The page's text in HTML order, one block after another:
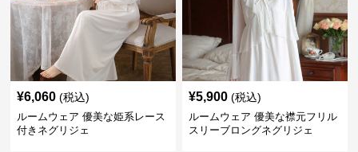
¥6,060 (税込)
ルームウェア 優美な姫系レース
付きネグリジェ
¥5,900 (税込)
ルームウェア 優美な襟元フリル
スリーブロングネグリジェ